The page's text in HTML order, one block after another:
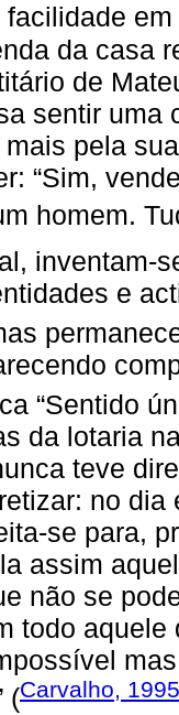
em
da casa
de
sentir uma
pela
“Sim,
homem.
inventam-
e
“Sentido
da lotaria
teve
no
se para,
assim
não se
todo
(Carvalho,